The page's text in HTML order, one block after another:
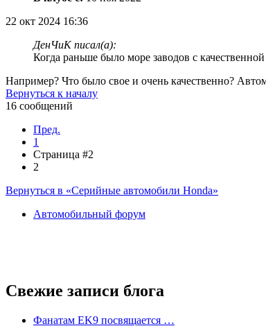
22 окт 2024 16:36
ДенЧиК писал(а):
Когда раньше было море заводов с
Например? Что было свое и очень качественно?
Вернуться к началу
16 сообщений
Пред.
1
Страница #2
2
Вернуться в «Серийные автомобили Honda»
Автомобильный форум
Свежие записи блога
Фанатам EK9 посвящается …